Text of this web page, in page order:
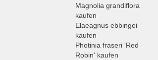
Magnolia grandiflora
kaufen
Elaeagnus ebbingei
kaufen
Photinia fraseri 'Red
Robin' kaufen